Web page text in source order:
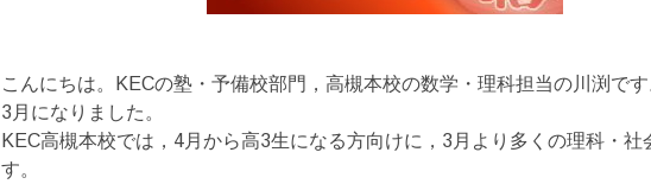
こんにちは。KECの塾・予備校部門，高槻本校の数学・理科担当の川渕で
3月になりました。
KEC高槻本校では，4月から高3生になる方向けに，3月より多くの理科・社
す。